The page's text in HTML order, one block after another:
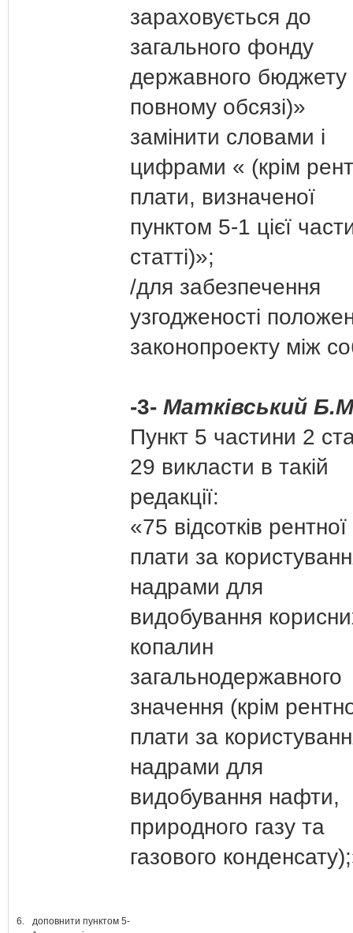
зараховується до
загального фонду
державного бюджету
повному обсязі)»
замінити словами і
цифрами « (крім
плати, визначеної
пунктом 5-1 цієї
статті)»;
/для забезпечення
узгодженості
законопроекту між
-3- Матківський
Пункт 5 частини 2
29 викласти в такій
редакції:
«75 відсотків рентної
плати за
надрами для
видобування
копалин
загальнодержавного
значення (крім
плати за
надрами для
видобування нафти,
природного газу та
газового
6.
доповнити пунктом 5-